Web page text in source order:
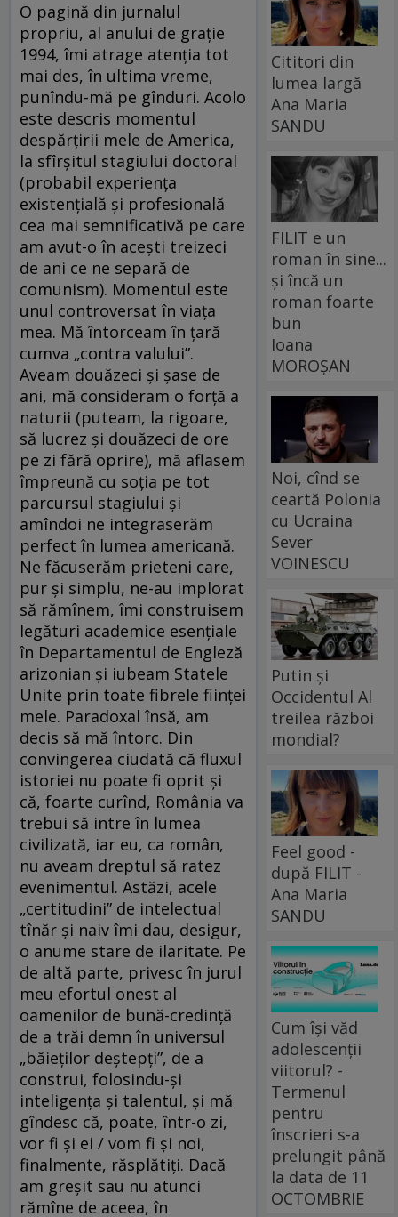
O pagină din jurnalul
propriu, al anului de graţie
1994, îmi atrage atenția tot
mai des, în ultima vreme,
punîndu-mă pe gînduri. Acolo
este descris momentul
despărţirii mele de America,
la sfîrşitul stagiului doctoral
(probabil experienţa
existenţială şi profesională
cea mai semnificativă pe care
am avut-o în aceşti treizeci
de ani ce ne separă de
comunism). Momentul este
unul controversat în viaţa
mea. Mă întorceam în ţară
cumva „contra valului”.
Aveam douăzeci şi şase de
ani, mă consideram o forţă a
naturii (puteam, la rigoare,
să lucrez şi douăzeci de ore
pe zi fără oprire), mă aflasem
împreună cu soţia pe tot
parcursul stagiului şi
amîndoi ne integraserăm
perfect în lumea americană.
Ne făcuserăm prieteni care,
pur şi simplu, ne-au implorat
să rămînem, îmi construisem
legături academice esenţiale
în Departamentul de Engleză
arizonian şi iubeam Statele
Unite prin toate fibrele fiinţei
mele. Paradoxal însă, am
decis să mă întorc. Din
convingerea ciudată că fluxul
istoriei nu poate fi oprit şi
că, foarte curînd, România va
trebui să intre în lumea
civilizată, iar eu, ca român,
nu aveam dreptul să ratez
evenimentul. Astăzi, acele
„certitudini” de intelectual
tînăr şi naiv îmi dau, desigur,
o anume stare de ilaritate. Pe
de altă parte, privesc în jurul
meu efortul onest al
oamenilor de bună-credință
de a trăi demn în universul
„băieţilor deştepţi”, de a
construi, folosindu-și
inteligenţa şi talentul, şi mă
gîndesc că, poate, într-o zi,
vor fi şi ei / vom fi şi noi,
finalmente, răsplătiți. Dacă
am greşit sau nu atunci
rămîne de aceea, în
Cititori din
lumea largă
Ana Maria
SANDU
FILIT e un
roman în sine...
și încă un
roman foarte
bun
Ioana
MOROȘAN
Noi, cînd se
ceartă Polonia
cu Ucraina
Sever
VOINESCU
Putin și
Occidentul Al
treilea război
mondial?
Feel good -
după FILIT -
Ana Maria
SANDU
Cum își văd
adolescenții
viitorul? -
Termenul
pentru
înscrieri s-a
prelungit până
la data de 11
OCTOMBRIE